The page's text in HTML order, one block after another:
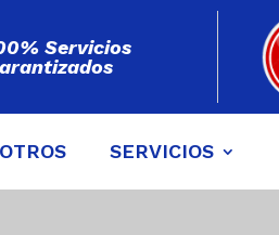
Servicios
SERVICIOS